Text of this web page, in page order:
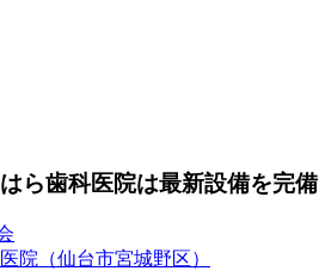
ら歯科医院は最新設備を完備
院（仙台市宮城野区）